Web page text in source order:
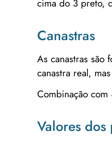
cima do 3 preto,
Canastras
As canastras são
canastra real,
Combinação
Valores dos